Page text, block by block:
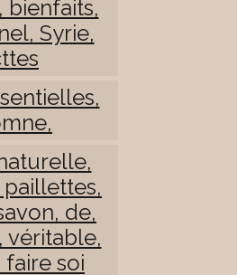
bienfaits,
Syrie,
de,
véritable,
faire soi